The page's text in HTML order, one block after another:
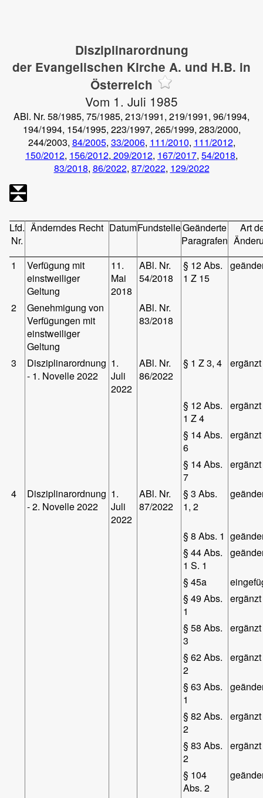
Disziplinarordnung
der Evangelischen Kirche A. und H.B. in
Österreich
Vom 1. Juli 1985
ABl. Nr. 58/1985, 75/1985, 213/1991, 219/1991, 96/1994,
194/1994, 154/1995, 223/1997, 265/1999, 283/2000,
244/2003, 84/2005, 33/2006, 111/2010, 111/2012,
150/2012, 156/2012, 209/2012, 167/2017, 54/2018,
83/2018, 86/2022, 87/2022, 129/2022
Lfd.
Nr.
Änderndes Recht DatumFundstelleGeänderte
Paragrafen
Art
1
Verfügung mit
einstweiliger
Geltung
11.
Mai
2018
ABl. Nr.
54/2018
§ 12 Abs.
1 Z 15
2
Genehmigung von
Verfügungen mit
einstweiliger
Geltung
ABl. Nr.
83/2018
3
Disziplinarordnung
- 1. Novelle 2022
1.
Juli
2022
ABl. Nr.
86/2022
§ 1 Z 3, 4 ergänzt
§ 12 Abs.
1 Z 4
ergänzt
§ 14 Abs.
6
ergänzt
§ 14 Abs.
7
ergänzt
4
Disziplinarordnung
- 2. Novelle 2022
1.
Juli
2022
ABl. Nr.
87/2022
§ 3 Abs.
1, 2
§ 8 Abs. 1
§ 44 Abs.
1 S. 1
§ 45a
§ 49 Abs.
1
ergänzt
§ 58 Abs.
3
ergänzt
§ 62 Abs.
2
ergänzt
§ 63 Abs.
1
§ 82 Abs.
2
ergänzt
§ 83 Abs.
2
ergänzt
§ 104
Abs. 2